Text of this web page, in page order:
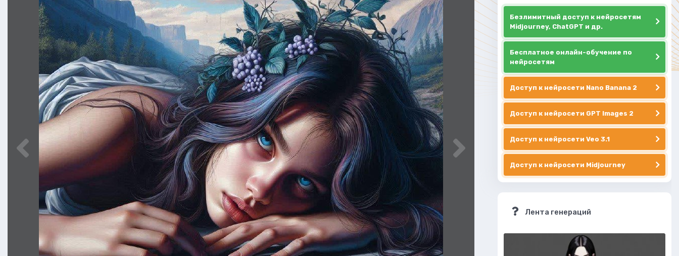
Безлимитный доступ к нейросетям
Midjourney, ChatGPT и др.
Бесплатное онлайн-обучение по
нейросетям
Доступ к нейросети Nano Banana 2
Доступ к нейросети GPT Images 2
Доступ к нейросети Veo 3.1
Доступ к нейросети Midjourney
Лента генераций